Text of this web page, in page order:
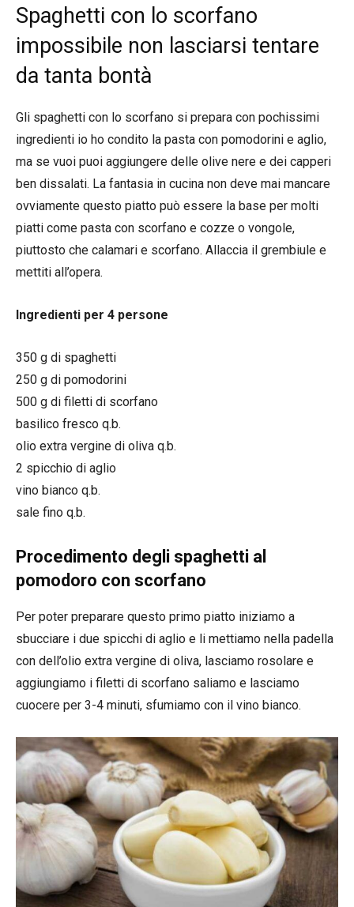
Spaghetti con lo scorfano
impossibile non lasciarsi tentare
da tanta bontà
Gli spaghetti con lo scorfano si prepara con pochissimi
ingredienti io ho condito la pasta con pomodorini e aglio,
ma se vuoi puoi aggiungere delle olive nere e dei capperi
ben dissalati. La fantasia in cucina non deve mai mancare
ovviamente questo piatto può essere la base per molti
piatti come pasta con scorfano e cozze o vongole,
piuttosto che calamari e scorfano. Allaccia il grembiule e
mettiti all’opera.
Ingredienti per 4 persone
350 g di spaghetti
250 g di pomodorini
500 g di filetti di scorfano
basilico fresco q.b.
olio extra vergine di oliva q.b.
2 spicchio di aglio
vino bianco q.b.
sale fino q.b.
Procedimento degli spaghetti al
pomodoro con scorfano
Per poter preparare questo primo piatto iniziamo a
sbucciare i due spicchi di aglio e li mettiamo nella padella
con dell’olio extra vergine di oliva, lasciamo rosolare e
aggiungiamo i filetti di scorfano saliamo e lasciamo
cuocere per 3-4 minuti, sfumiamo con il vino bianco.